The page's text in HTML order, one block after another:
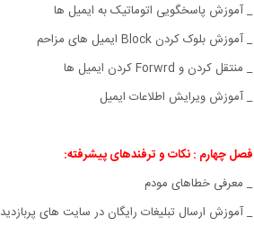
_ آموزش پاسخگویی اتوماتیک به ایمیل ها
_ آموزش بلوک کردن Block ایمیل های مزاحم
_ منتقل کردن و Forwrd کردن ایمیل ها
_ آموزش ویرایش اطلاعات ایمیل
فصل چهارم : نکات و ترفندهای پیشرفته:
_ معرفی خطاهای مودم
_ آموزش ارسال تبلیغات رایگان در سایت های پربازدید